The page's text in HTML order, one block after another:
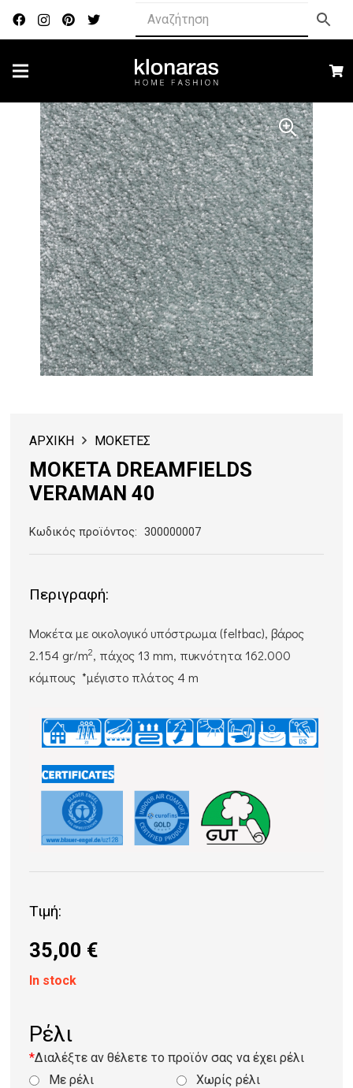
ΑΡΧΙΚΗ ΜΟΚΕΤΕΣ
ΜΟΚΕΤΑ DREAMFIELDS
VERAMAN 40
Κωδικός προϊόντος: 300000007
Περιγραφή:
Μοκέτα με οικολογικό υπόστρωμα (feltbac), βάρος
2.154 gr/m2, πάχος 13 mm, πυκνότητα 162.000
κόμπους *μέγιστο πλάτος 4 m
Τιμή:
35,00 €
In stock
Ρέλι
*Διαλέξτε αν θέλετε το προϊόν σας να έχει ρέλι
Με ρέλι
Χωρίς ρέλι